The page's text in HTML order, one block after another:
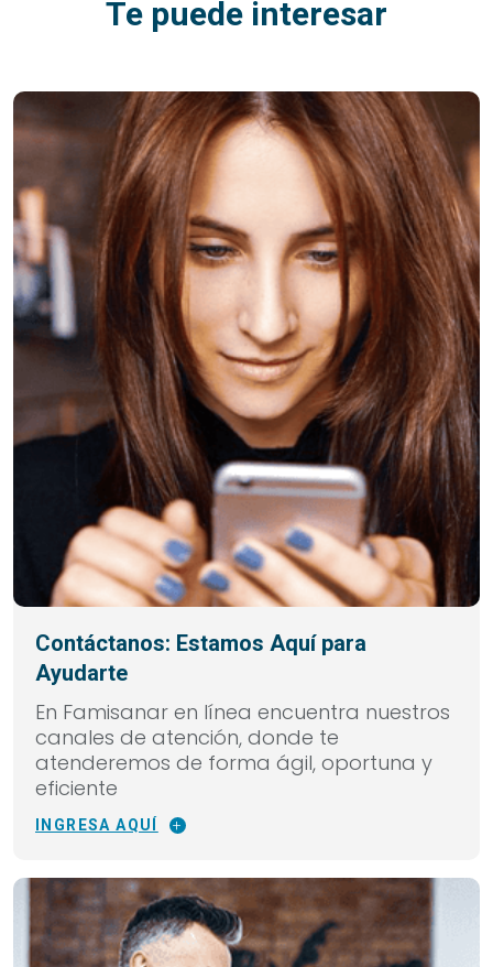
Te puede interesar
Contáctanos: Estamos Aquí para
Ayudarte
En Famisanar en línea encuentra nuestros
canales de atención, donde te
atenderemos de forma ágil, oportuna y
eficiente
INGRESA AQUÍ